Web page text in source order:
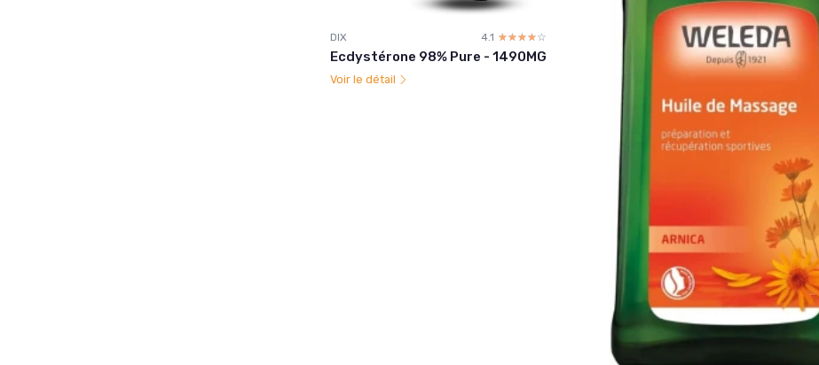
DIX 4.1 ☆☆☆☆☆
★★★★★
Ecdystérone 98% Pure - 1490MG
Voir le détail